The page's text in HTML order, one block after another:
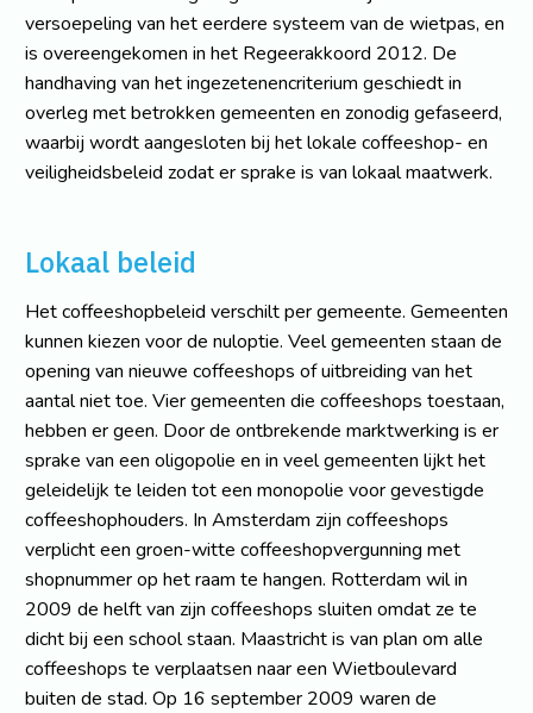
versoepeling van het eerdere systeem van de wietpas, en
is overeengekomen in het Regeerakkoord 2012. De
handhaving van het ingezetenencriterium geschiedt in
overleg met betrokken gemeenten en zonodig gefaseerd,
waarbij wordt aangesloten bij het lokale coffeeshop- en
veiligheidsbeleid zodat er sprake is van lokaal maatwerk.
Lokaal beleid
Het coffeeshopbeleid verschilt per gemeente. Gemeenten
kunnen kiezen voor de nuloptie. Veel gemeenten staan de
opening van nieuwe coffeeshops of uitbreiding van het
aantal niet toe. Vier gemeenten die coffeeshops toestaan,
hebben er geen. Door de ontbrekende marktwerking is er
sprake van een oligopolie en in veel gemeenten lijkt het
geleidelijk te leiden tot een monopolie voor gevestigde
coffeeshophouders. In Amsterdam zijn coffeeshops
verplicht een groen-witte coffeeshopvergunning met
shopnummer op het raam te hangen. Rotterdam wil in
2009 de helft van zijn coffeeshops sluiten omdat ze te
dicht bij een school staan. Maastricht is van plan om alle
coffeeshops te verplaatsen naar een Wietboulevard
buiten de stad. Op 16 september 2009 waren de